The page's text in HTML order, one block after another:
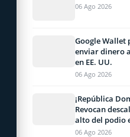
06 Ago 2026
Google Wallet
enviar dinero
en EE. UU.
06 Ago 2026
¡República
Revocan
alto del podio
06 Ago 2026